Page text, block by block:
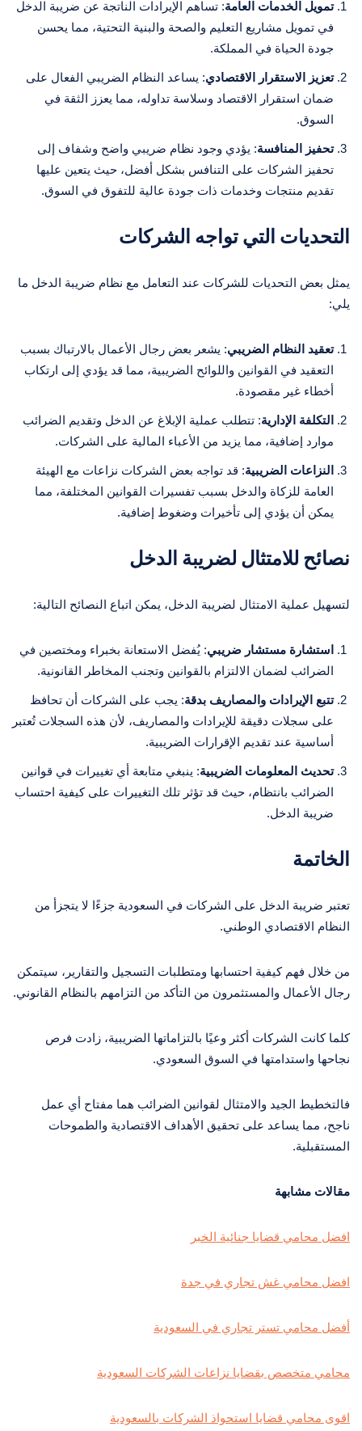
تمويل الخدمات العامة: تساهم الإيرادات الناتجة عن ضريبة الدخل
في تمويل مشاريع التعليم والصحة والبنية التحتية، مما يحسن
جودة الحياة في المملكة.
تعزيز الاستقرار الاقتصادي: يساعد النظام الضريبي الفعال على
ضمان استقرار الاقتصاد وسلاسة تداوله، مما يعزز الثقة في
السوق.
تحفيز المنافسة: يؤدي وجود نظام ضريبي واضح وشفاف إلى
تحفيز الشركات على التنافس بشكل أفضل، حيث يتعين عليها
تقديم منتجات وخدمات ذات جودة عالية للتفوق في السوق.
التحديات التي تواجه الشركات
يمثل بعض التحديات للشركات عند التعامل مع نظام ضريبة الدخل ما
يلي:
تعقيد النظام الضريبي: يشعر بعض رجال الأعمال بالارتباك بسبب
التعقيد في القوانين واللوائح الضريبية، مما قد يؤدي إلى ارتكاب
أخطاء غير مقصودة.
التكلفة الإدارية: تتطلب عملية الإبلاغ عن الدخل وتقديم الضرائب
موارد إضافية، مما يزيد من الأعباء المالية على الشركات.
النزاعات الضريبية: قد تواجه بعض الشركات نزاعات مع الهيئة
العامة للزكاة والدخل بسبب تفسيرات القوانين المختلفة، مما
يمكن أن يؤدي إلى تأخيرات وضغوط إضافية.
نصائح للامتثال لضريبة الدخل
لتسهيل عملية الامتثال لضريبة الدخل، يمكن اتباع النصائح التالية:
استشارة مستشار ضريبي: يُفضل الاستعانة بخبراء ومختصين في
الضرائب لضمان الالتزام بالقوانين وتجنب المخاطر القانونية.
تتبع الإيرادات والمصاريف بدقة: يجب على الشركات أن تحافظ
على سجلات دقيقة للإيرادات والمصاريف، لأن هذه السجلات تُعتبر
أساسية عند تقديم الإقرارات الضريبية.
تحديث المعلومات الضريبية: ينبغي متابعة أي تغييرات في قوانين
الضرائب بانتظام، حيث قد تؤثر تلك التغييرات على كيفية احتساب
ضريبة الدخل.
الخاتمة
تعتبر ضريبة الدخل على الشركات في السعودية جزءًا لا يتجزأ من
النظام الاقتصادي الوطني.
من خلال فهم كيفية احتسابها ومتطلبات التسجيل والتقارير، سيتمكن
رجال الأعمال والمستثمرون من التأكد من التزامهم بالنظام القانوني.
كلما كانت الشركات أكثر وعيًا بالتزاماتها الضريبية، زادت فرص
نجاحها واستدامتها في السوق السعودي.
فالتخطيط الجيد والامتثال لقوانين الضرائب هما مفتاح أي عمل
ناجح، مما يساعد على تحقيق الأهداف الاقتصادية والطموحات
المستقبلية.
مقالات مشابهة
افضل محامي قضايا جنائية الخبر
افضل محامي غش تجاري في جدة
أفضل محامي تستر تجاري في السعودية
محامي متخصص بقضايا نزاعات الشركات السعودية
اقوى محامي قضايا استحواذ الشركات بالسعودية